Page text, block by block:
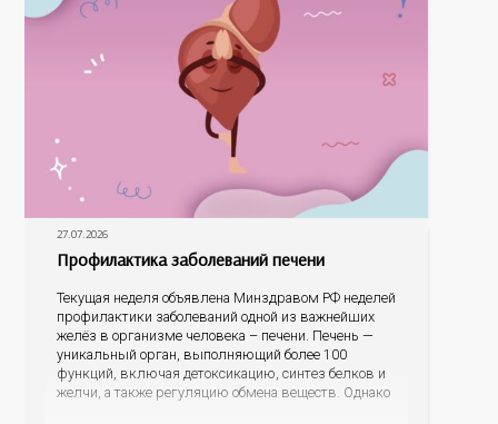
27.07.2026
Профилактика заболеваний печени
Текущая неделя объявлена Минздравом РФ неделей
профилактики заболеваний одной из важнейших
желёз в организме человека – печени. Печень —
уникальный орган, выполняющий более 100
функций, включая детоксикацию, синтез белков и
желчи, а также регуляцию обмена веществ. Однако